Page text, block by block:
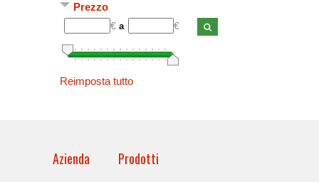
Prezzo
€ a €
Reimposta tutto
Azienda Prodotti